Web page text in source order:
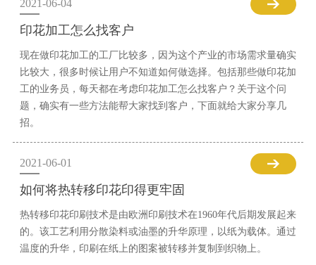
2021-06-04
印花加工怎么找客户
现在做印花加工的工厂比较多，因为这个产业的市场需求量确实
比较大，很多时候让用户不知道如何做选择。包括那些做印花加
工的业务员，每天都在考虑印花加工怎么找客户？关于这个问
题，确实有一些方法能帮大家找到客户，下面就给大家分享几
招。
2021-06-01
如何将热转移印花印得更牢固
热转移印花印刷技术是由欧洲印刷技术在1960年代后期发展起来
的。该工艺利用分散染料或油墨的升华原理，以纸为载体。通过
温度的升华，印刷在纸上的图案被转移并复制到织物上。